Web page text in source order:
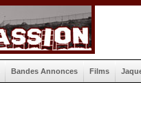
Bandes Annonces Films